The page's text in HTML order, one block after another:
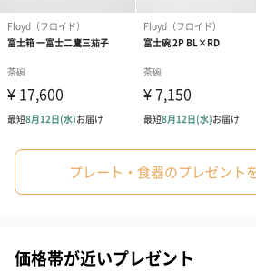
フラワーテディベア
（2,390円）
テディベア（
（1,760円）
紅茶・コーヒー・スイーツ
紅茶・コーヒー・スイーツを同梱してお
への＋αにおすすめです。
プレート・食器のプレゼント
価格帯が近いプレゼント